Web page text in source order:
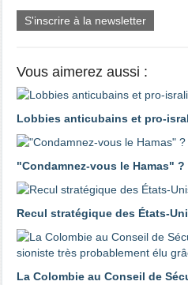
S'inscrire à la newsletter
Vous aimerez aussi :
Lobbies anticubains et pro-
"Condamnez-vous le Hamas" ?
Recul stratégique des États-
La Colombie au Conseil de